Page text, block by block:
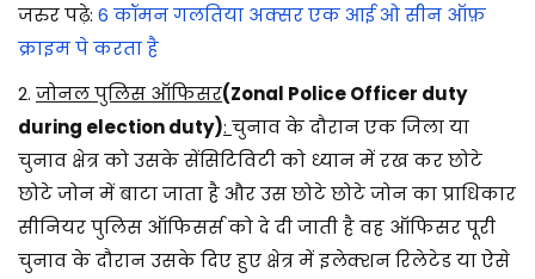
जरुर पढ़े: 6 कॉमन गलतिया अक्सर एक आई ओ सीन ऑफ़
क्राइम पे करता है
2. जोनल पुलिस ऑफिसर(Zonal Police Officer duty
during election duty): चुनाव के दौरान एक जिला या
चुनाव क्षेत्र को उसके सेंसिटिविटी को ध्यान में रख कर छोटे
छोटे जोन में बाटा जाता है और उस छोटे छोटे जोन का प्राधिकार
सीनियर पुलिस ऑफिसर्स को दे दी जाती है वह ऑफिसर पूरी
चुनाव के दौरान उसके दिए हुए क्षेत्र में इलेक्शन रिलेटेड या ऐसे